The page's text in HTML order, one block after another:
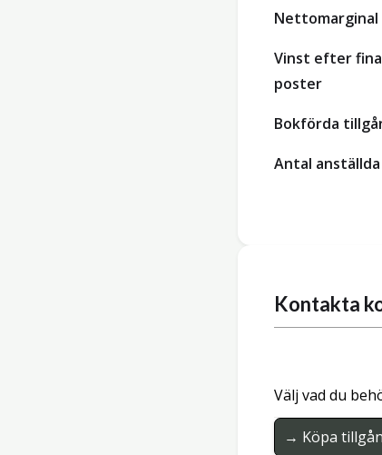
Nettomarginal
Vinst efter
poster
Bokförda
Antal anställda
Kontakta
Välj vad du
→ Köpa